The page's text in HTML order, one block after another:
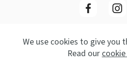
© Copyright 2025 MockArt-
We use cookies to give you
Read our